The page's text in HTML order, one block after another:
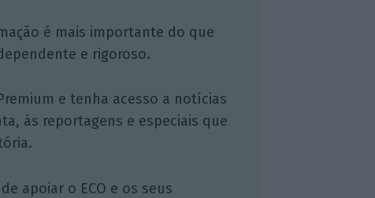
é mais importante do que
e rigoroso.
e tenha acesso a notícias
às reportagens e especiais que
apoiar o ECO e os seus